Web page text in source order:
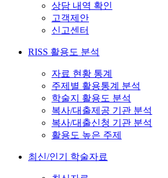
상담 내역 확인
고객제안
신고센터
RISS 활용도 분석
자료 현황 통계
주제별 활용통계 분석
학술지 활용도 분석
복사/대출제공 기관 분석
복사/대출신청 기관 분석
활용도 높은 주제
최신/인기 학술자료